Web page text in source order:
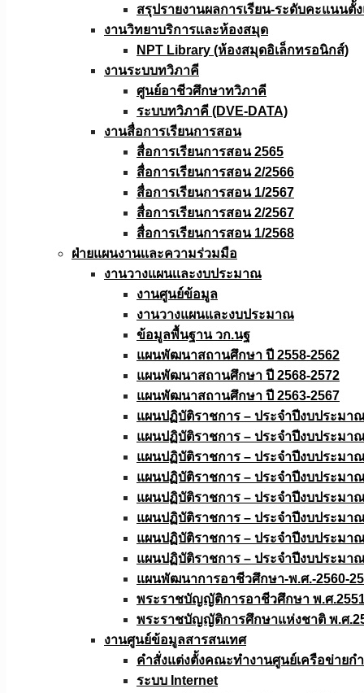
สรุปรายงานผลการเรียน-ระดับคะแนนตั้
งานวิทยาบริการเเละห้องสมุด
NPT Library (ห้องสมุดอิเล็กทรอนิกส์)
งานระบบทวิภาคี
ศูนย์อาชีวศึกษาทวิภาคี
ระบบทวิภาคี (DVE-DATA)
งานสื่อการเรียนการสอน
สื่อการเรียนการสอน 2565
สื่อการเรียนการสอน 2/2566
สื่อการเรียนการสอน 1/2567
สื่อการเรียนการสอน 2/2567
สื่อการเรียนการสอน 1/2568
ฝ่ายแผนงานเเละความร่วมมือ
งานวางแผนเเละงบประมาณ
งานศูนย์ข้อมูล
งานวางแผนและงบประมาณ
ข้อมูลพื้นฐาน วก.นฐ
แผนพัฒนาสถานศึกษา ปี 2558-2562
แผนพัฒนาสถานศึกษา ปี 2568-2572
แผนพัฒนาสถานศึกษา ปี 2563-2567
แผนปฏิบัติราชการ – ประจำปีงบประมา
แผนปฏิบัติราชการ – ประจำปีงบประมา
แผนปฏิบัติราชการ – ประจำปีงบประมา
แผนปฏิบัติราชการ – ประจำปีงบประมา
แผนปฏิบัติราชการ – ประจำปีงบประมา
แผนปฏิบัติราชการ – ประจำปีงบประมา
แผนปฏิบัติราชการ – ประจำปีงบประมา
แผนปฏิบัติราชการ – ประจำปีงบประมา
แผนพัฒนาการอาชีวศึกษา-พ.ศ.-2560-
พระราชบัญญัติการอาชีวศึกษา พ.ศ
พระราชบัญญัติการศึกษาแห่งชาติ พ.ศ
งานศูนย์ข้อมูลสารสนเทศ
คำสั่งแต่งตั้งคณะทำงานศูนย์เครือข่าย
ระบบ Internet